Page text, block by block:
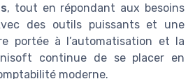
, tout en répondant aux besoins
des outils puissants et une
portée à l’automatisation et la
continue de se placer en
moderne.